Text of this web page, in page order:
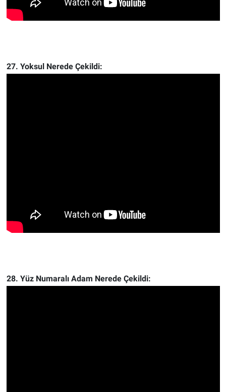
27. Yoksul Nerede Çekildi:
28. Yüz Numaralı Adam Nerede Çekildi: